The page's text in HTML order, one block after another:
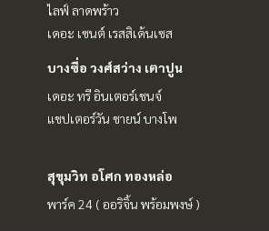
ไลฟ์ ลาดพร้าว
เดอะ เซนต์ เรสสิเด้นเซส
บางซื่อ วงศ์สว่าง เตาปูน
เดอะ ทรี อินเตอร์เชนจ์
แชปเตอร์วัน ชายน์ บางโพ
สุขุมวิท อโศก ทองหล่อ
พาร์ค 24 ( ออริจิ้น พร้อมพงษ์ )